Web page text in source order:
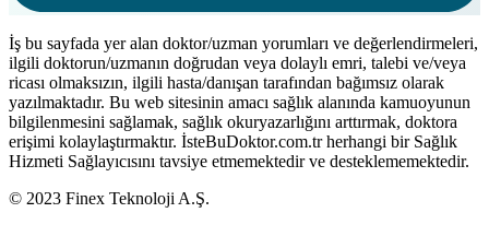
İş bu sayfada yer alan doktor/uzman yorumları ve değerlendirmeleri,
ilgili doktorun/uzmanın doğrudan veya dolaylı emri, talebi ve/veya
ricası olmaksızın, ilgili hasta/danışan tarafından bağımsız olarak
yazılmaktadır. Bu web sitesinin amacı sağlık alanında kamuoyunun
bilgilenmesini sağlamak, sağlık okuryazarlığını arttırmak, doktora
erişimi kolaylaştırmaktır. İsteBuDoktor.com.tr herhangi bir Sağlık
Hizmeti Sağlayıcısını tavsiye etmemektedir ve desteklememektedir.
© 2023 Finex Teknoloji A.Ş.